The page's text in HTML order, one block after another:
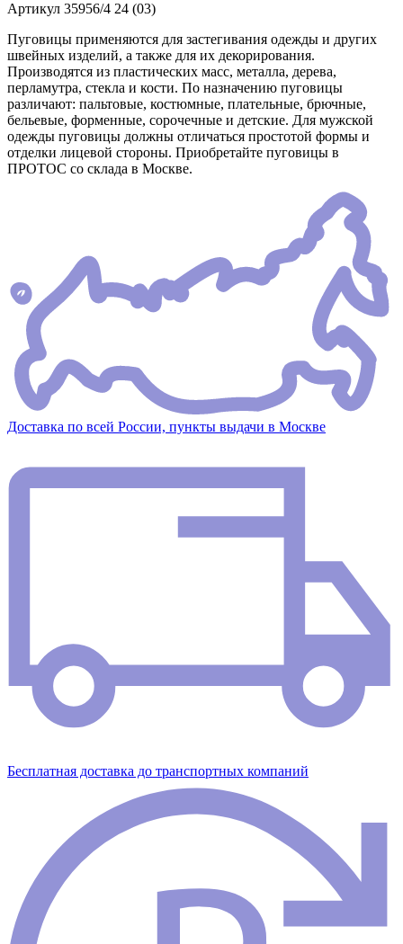
Артикул 35956/4 24 (03)
Пуговицы применяются для застегивания одежды и других
швейных изделий, а также для их декорирования.
Производятся из пластических масс, металла, дерева,
перламутра, стекла и кости. По назначению пуговицы
различают: пальтовые, костюмные, плательные, брючные,
бельевые, форменные, сорочечные и детские. Для мужской
одежды пуговицы должны отличаться простотой формы и
отделки лицевой стороны. Приобретайте пуговицы в
ПРОТОС со склада в Москве.
Доставка по всей России, пункты выдачи в Москве
Бесплатная доставка до транспортных компаний